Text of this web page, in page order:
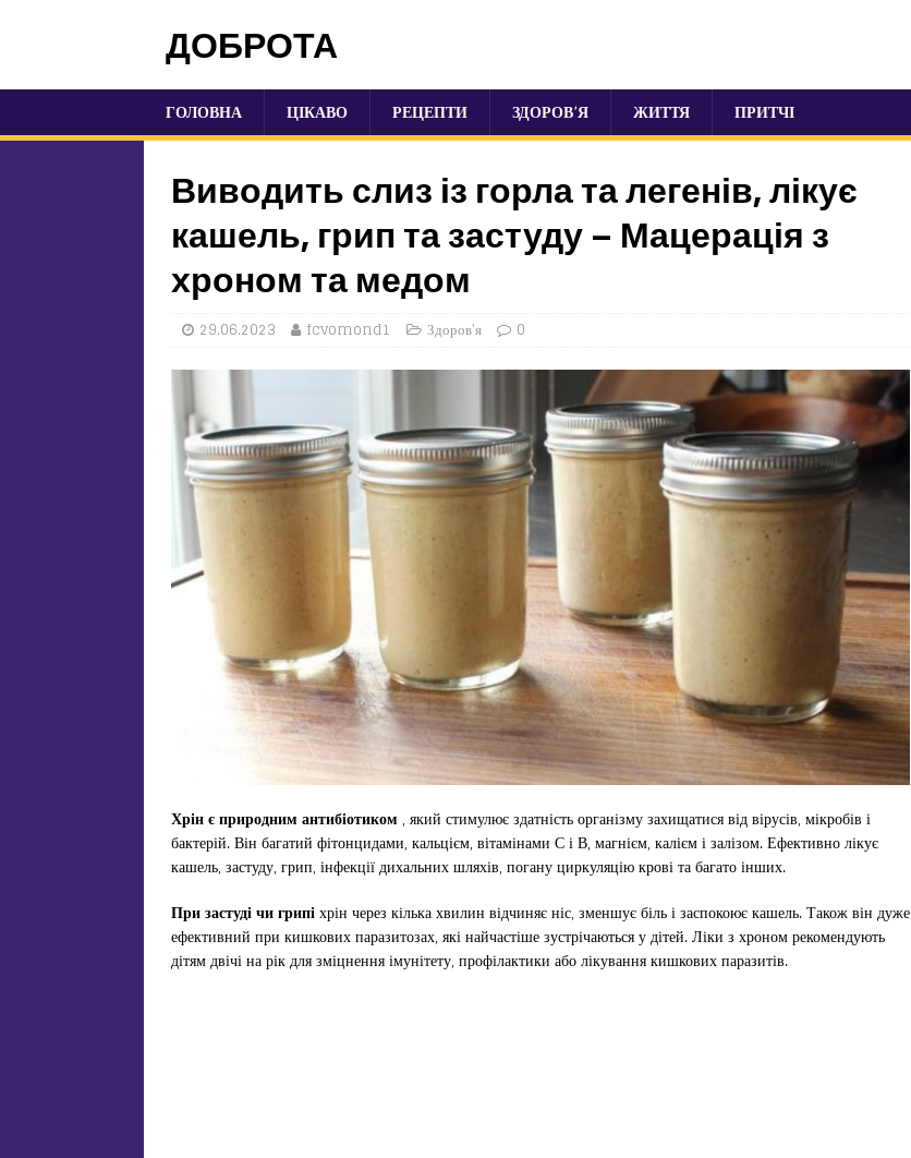
ДОБРОТА
ГОЛОВНА ЦІКАВО РЕЦЕПТИ ЗДОРОВ’Я ЖИТТЯ ПРИТЧІ
Виводить слиз із горла та легенів, лікує
кашель, грип та застуду – Мацерація з
хроном та медом
29.06.2023 fcvomond1 Здоров'я 0
Хрін є природним антибіотиком , який стимулює здатність організму захищатися від вірусів, мікробів і
бактерій. Він багатий фітонцидами, кальцієм, вітамінами С і В, магнієм, калієм і залізом. Ефективно лікує
кашель, застуду, грип, інфекції дихальних шляхів, погану циркуляцію крові та багато інших.
При застуді чи грипіхрін через кілька хвилин відчиняє ніс, зменшує біль і заспокоює кашель. Також він дуже
ефективний при кишкових паразитозах, які найчастіше зустрічаються у дітей. Ліки з хроном рекомендують
дітям двічі на рік для зміцнення імунітету, профілактики або лікування кишкових паразитів.